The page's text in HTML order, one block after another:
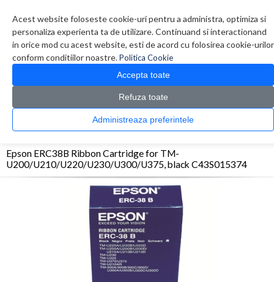
Acest website foloseste cookie-uri pentru a administra, optimiza si
personaliza experienta ta de utilizare. Continuand si interactionand
in orice mod cu acest website, esti de acord cu folosirea cookie-urilor
conform conditiilor noastre.Politica Cookie
Accepta toate
Refuza toate
Administreaza preferintele
0 produs(e)
CATALOG PRODUSE
Consumabile originale > FilmFax & Ribbon >
Epson ERC38B Ribbon Cartridge for TM-
U200/U210/U220/U230/U300/U375, black C43S015374